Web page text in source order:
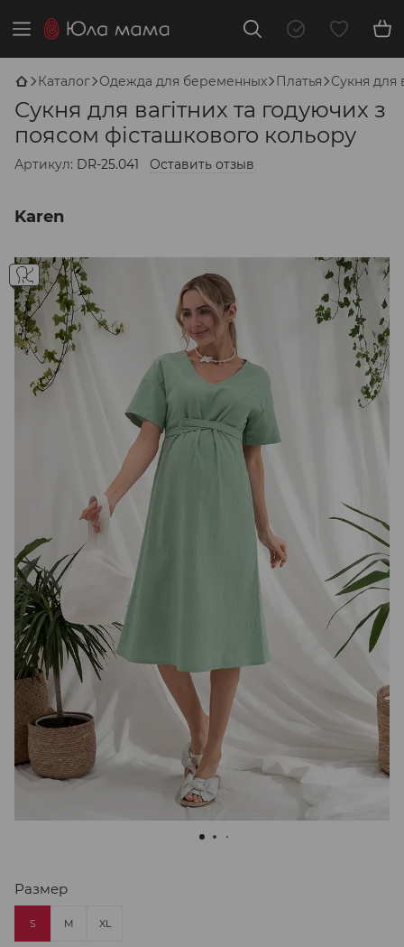
Каталог Одежда для беременных Платья Сукня для
Сукня для вагітних та годуючих з
поясом фісташкового кольору
Артикул: DR-25.041 Оставить отзыв
Karen
Размер
S M XL